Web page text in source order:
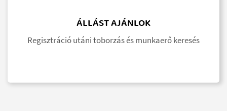
ÁLLÁST AJÁNLOK
Regisztráció utáni toborzás és munkaerő keresés